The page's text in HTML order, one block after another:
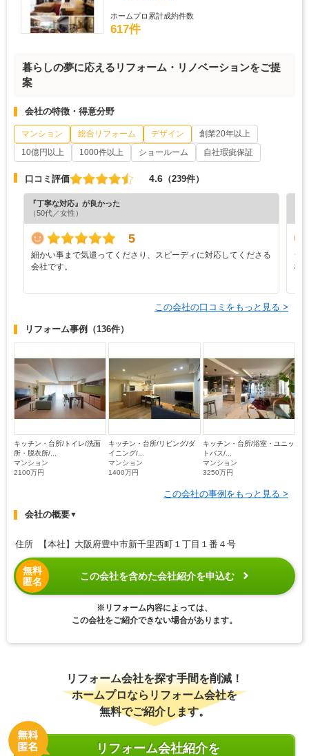
ホームプロ累計成約件数
617件
暮らしの夢に応えるリフォーム・リノベーションをご提
案
会社の特徴・得意分野
マンション 総合リフォーム デザイン
創業20年以上
10億円以上
1000件以上 ショールーム 自社瑕疵保証
口コミ評価 4.6 （239件）
『丁寧な対応』が良かった
（50代／女性）
5
細かい事まで気遣ってくださり、スピーディに対応してくださる
会社です。
シ
な
この会社の口コミをもっと見る >
リフォーム事例 （136件）
キッチン・台所/トイレ/洗面
所・脱衣所/...
マンション
2100万円
キッチン・台所/リビング/ダ
イニング/...
マンション
1400万円
キッチン・台所/浴室・ユニッ
トバス/...
マンション
3250万円
この会社の事例をもっと見る >
会社の概要▼
住所 【本社】大阪府豊中市新千里西町１丁目１番４号
無料
匿名
この会社を含めた会社紹介を申込む
※リフォーム内容によっては、
この会社をご紹介できない場合があります。
リフォーム会社を探す手間を削減！
ホームプロならリフォーム会社を
無料でご紹介します。
リフォーム会社紹介を